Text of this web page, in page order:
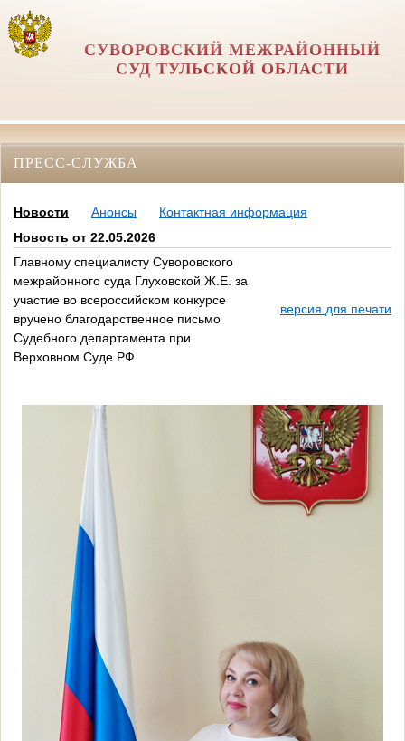
СУВОРОВСКИЙ МЕЖРАЙОННЫЙ
СУД ТУЛЬСКОЙ ОБЛАСТИ
ПРЕСС-СЛУЖБА
Новости Анонсы
Контактная информация
Новость от 22.05.2026
Главному специалисту Суворовского
межрайонного суда Глуховской Ж.Е. за
участие во всероссийском конкурсе
вручено благодарственное письмо
Судебного департамента при
Верховном Суде РФ
версия для печати